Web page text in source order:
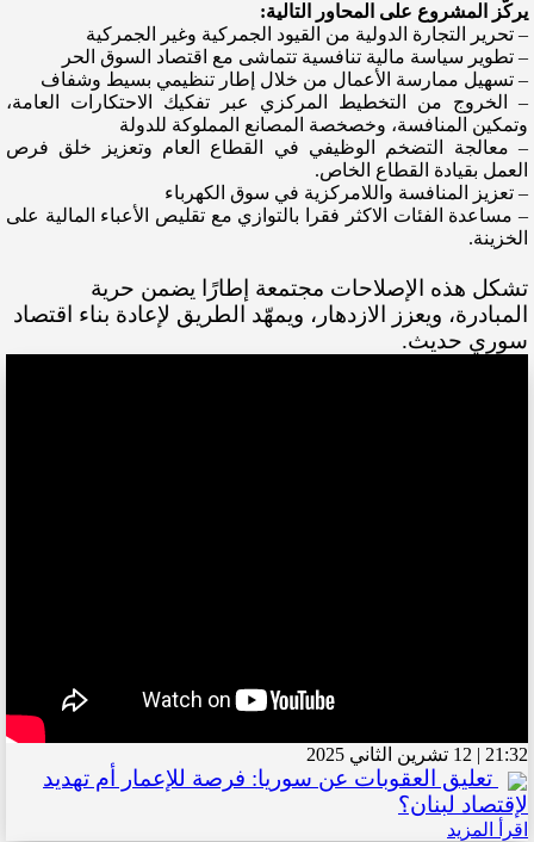
يركّز المشروع على المحاور التالية:
– تحرير التجارة الدولية من القيود الجمركية وغير الجمركية
– تطوير سياسة مالية تنافسية تتماشى مع اقتصاد السوق الحر
– تسهيل ممارسة الأعمال من خلال إطار تنظيمي بسيط وشفاف
– الخروج من التخطيط المركزي عبر تفكيك الاحتكارات العامة،
وتمكين المنافسة، وخصخصة المصانع المملوكة للدولة
– معالجة التضخم الوظيفي في القطاع العام وتعزيز خلق فرص
العمل بقيادة القطاع الخاص.
– تعزيز المنافسة واللامركزية في سوق الكهرباء
– مساعدة الفئات الاكثر فقرا بالتوازي مع تقليص الأعباء المالية على
الخزينة.
تشكل هذه الإصلاحات مجتمعة إطارًا يضمن حرية
المبادرة، ويعزز الازدهار، ويمهّد الطريق لإعادة بناء اقتصاد
سوري حديث.
21:32 | 12 تشرين الثاني 2025
تعليق العقوبات عن سوريا: فرصة للإعمار أم تهديد
لإقتصاد لبنان؟
اقرأ المزيد